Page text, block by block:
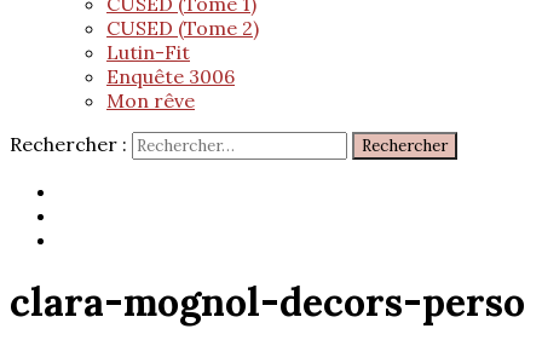
CUSED (Tome 2)
Lutin-Fit
Enquête 3006
Mon rêve
Rechercher :
clara-mognol-decors-perso